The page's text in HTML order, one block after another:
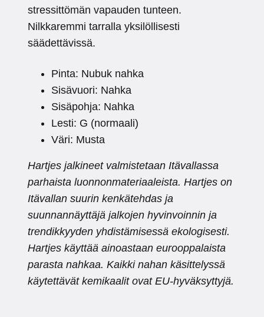
stressittömän vapauden tunteen.
Nilkkaremmi tarralla yksilöllisesti
säädettävissä.
Pinta: Nubuk nahka
Sisävuori: Nahka
Sisäpohja: Nahka
Lesti: G (normaali)
Väri: Musta
Hartjes jalkineet valmistetaan Itävallassa
parhaista luonnonmateriaaleista. Hartjes on
Itävallan suurin kenkätehdas ja
suunnannäyttäjä jalkojen hyvinvoinnin ja
trendikkyyden yhdistämisessä ekologisesti.
Hartjes käyttää ainoastaan eurooppalaista
parasta nahkaa. Kaikki nahan käsittelyssä
käytettävät kemikaalit ovat EU-hyväksyttyjä.